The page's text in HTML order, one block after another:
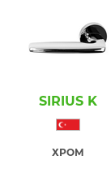
SIRIUS K
ХРОМ